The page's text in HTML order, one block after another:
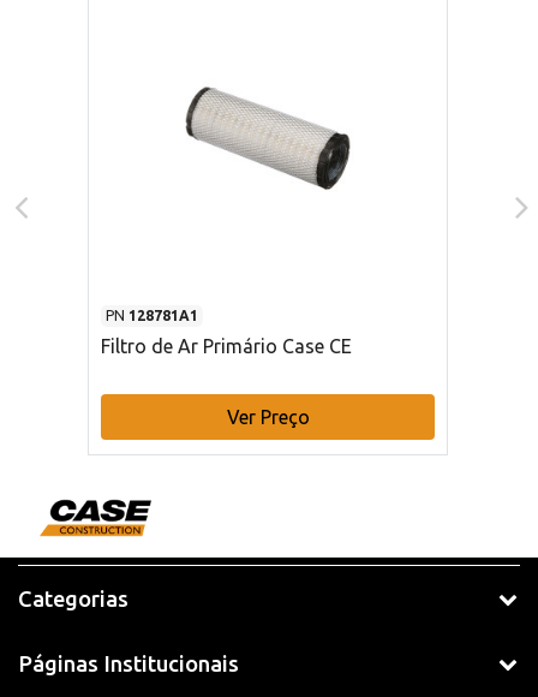
PN 128781A1
Filtro de Ar Primário Case CE
Ver Preço
Categorias
Páginas Institucionais